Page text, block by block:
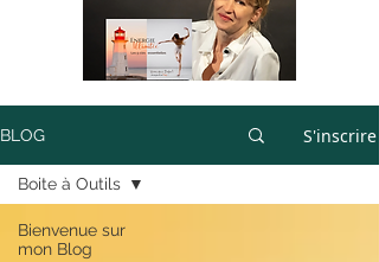
BLOG S'inscrire
Bienvenue sur
mon Blog
Boite à Outils